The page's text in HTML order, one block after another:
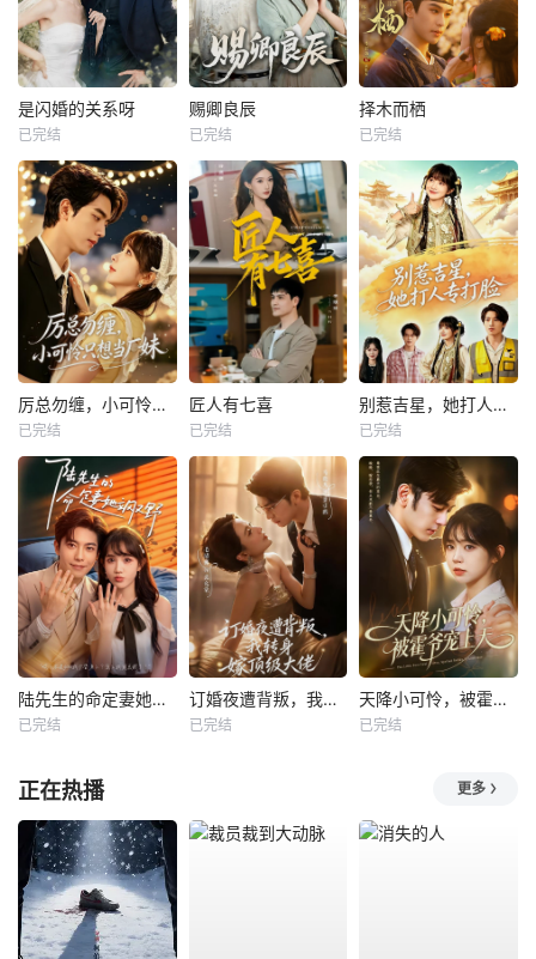
是闪婚的关系呀
已完结
赐卿良辰
已完结
择木而栖
已完结
厉总勿缠，小可怜只想当厂妹
已完结
匠人有七喜
已完结
别惹吉星，她打人专打脸
已完结
陆先生的命定妻她飒又野
已完结
订婚夜遭背叛，我转身嫁顶级大佬
已完结
天降小可怜，被霍爷宠上天
已完结
正在热播 更多